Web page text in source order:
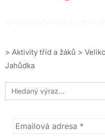
> Aktivity tříd a žáků >
Jahůdka
Search
for: